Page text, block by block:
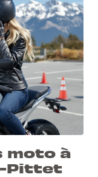
moto à
Pittet